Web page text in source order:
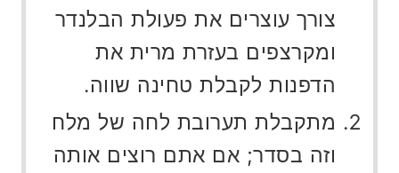
צורך עוצרים את פעולת הבלנדר
ומקרצפים בעזרת מרית את
הדפנות לקבלת טחינה שווה.
מתקבלת תערובת לחה של מלח
וזה בסדר; אם אתם רוצים אותה